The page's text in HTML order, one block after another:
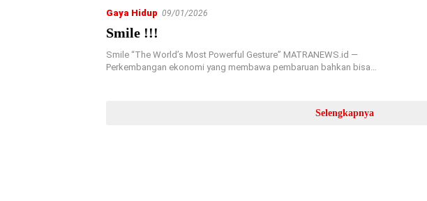
Gaya Hidup 09/01/2026
Smile !!!
Smile “The World’s Most Powerful Gesture” MATRANEWS.id —
Perkembangan ekonomi yang membawa pembaruan bahkan bisa…
Selengkapnya